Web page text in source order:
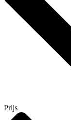
Prijs